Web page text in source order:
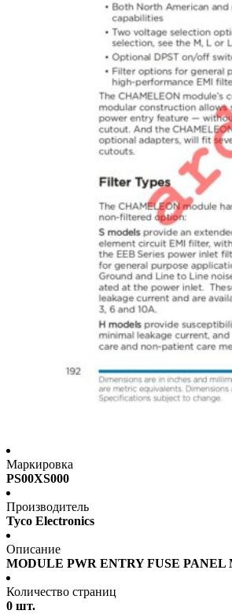
Маркировка
PS00XS000
Производитель
Tyco Electronics
Описание
MODULE PWR ENTRY FUSE PANEL
Количество страниц
0 шт.